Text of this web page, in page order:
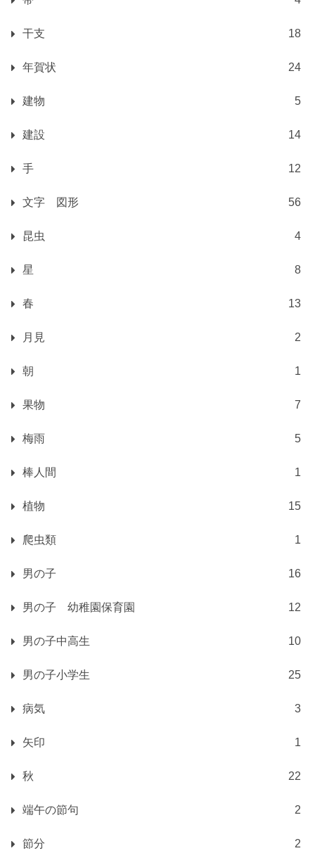
干支 18
年賀状 24
建物 5
建設 14
手 12
文字 図形 56
昆虫 4
星 8
春 13
月見 2
朝 1
果物 7
梅雨 5
棒人間 1
植物 15
爬虫類 1
男の子 16
男の子 幼稚園保育園 12
男の子中高生 10
男の子小学生 25
病気 3
矢印 1
秋 22
端午の節句 2
節分 2